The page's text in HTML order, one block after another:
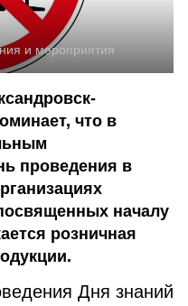
и мероприятия
что в
проведения в
началу
розничная
Дня знаний